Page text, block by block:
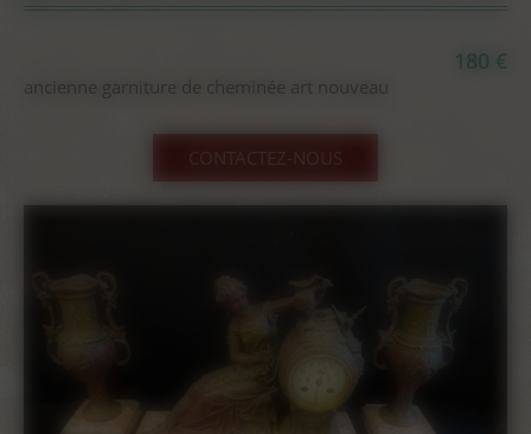
180 €
ancienne garniture de cheminée art nouveau